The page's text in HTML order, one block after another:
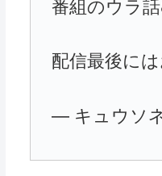
番組のウラ
配信最後に
— キュウソ